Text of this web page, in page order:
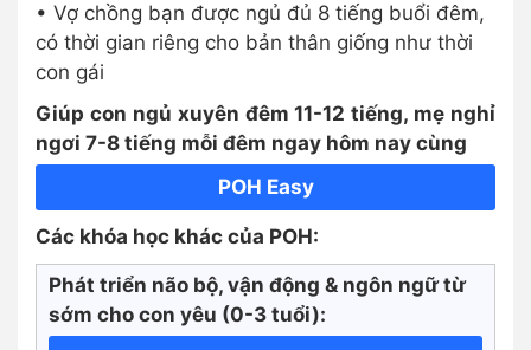
• Vợ chồng bạn được ngủ đủ 8 tiếng buổi đêm,
có thời gian riêng cho bản thân giống như thời
con gái
Giúp con ngủ xuyên đêm 11-12 tiếng, mẹ nghỉ
ngơi 7-8 tiếng mỗi đêm ngay hôm nay cùng
POH Easy
Các khóa học khác của POH:
Phát triển não bộ, vận động & ngôn ngữ từ
sớm cho con yêu (0-3 tuổi):